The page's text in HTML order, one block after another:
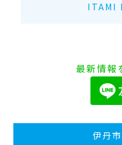
ITAMI
最新情報
伊丹